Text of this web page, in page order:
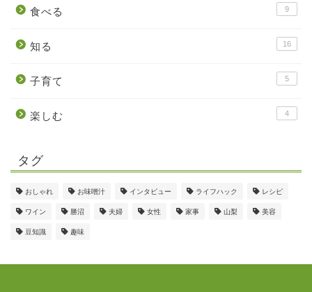
食べる 9
知る 16
子育て 5
楽しむ 4
タグ
おしゃれ お味噌汁 インタビュー ライフハック レシピ
ワイン 勝沼 夫婦 女性 家事 山梨 美容
豆知識 趣味